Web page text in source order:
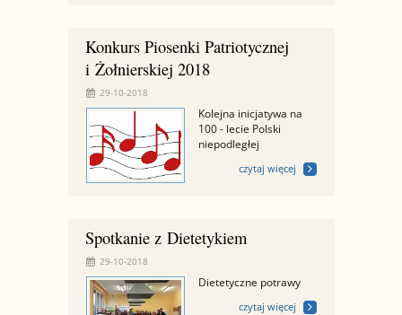
Konkurs Piosenki Patriotycznej
i Żołnierskiej 2018
29-10-2018
Kolejna inicjatywa na
100 - lecie Polski
niepodległej
czytaj więcej
Spotkanie z Dietetykiem
29-10-2018
Dietetyczne potrawy
czytaj więcej